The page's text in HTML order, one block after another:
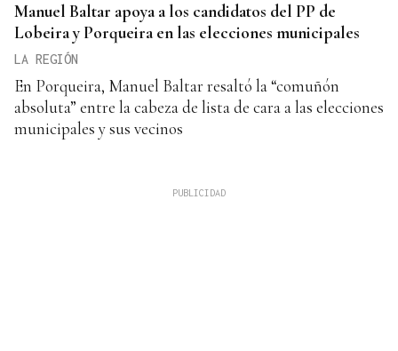
Manuel Baltar apoya a los candidatos del PP de
Lobeira y Porqueira en las elecciones municipales
LA REGIÓN
En Porqueira, Manuel Baltar resaltó la “comuñón
absoluta” entre la cabeza de lista de cara a las elecciones
municipales y sus vecinos